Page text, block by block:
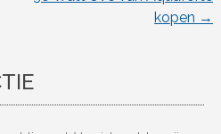
kopen →